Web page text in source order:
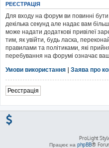
РЕЄСТРАЦІЯ
Для входу на форум ви повинні
декілька секунд але надає вам
може надати додаткові привілеї
тим, як увійти, будь ласка,
правилами та політиками, які
перебування на форумі означає
Умови використання | Заява про
Реєстрація
ProLight
Працює на phpBB®